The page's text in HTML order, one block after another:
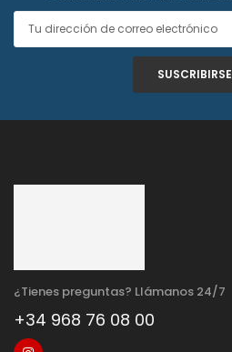
SUSCRIBIRSE
¿Tienes preguntas? Llámanos 24/7
+34 968 76 08 00